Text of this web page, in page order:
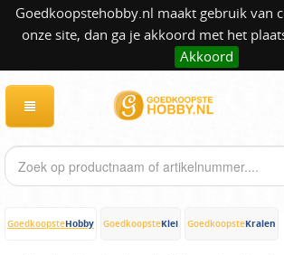
Goedkoopstehobby.nl maakt gebruik van
onze site, dan ga je akkoord met het
Akkoord
GoedkoopsteHobby GoedkoopsteKlei GoedkoopsteKralen